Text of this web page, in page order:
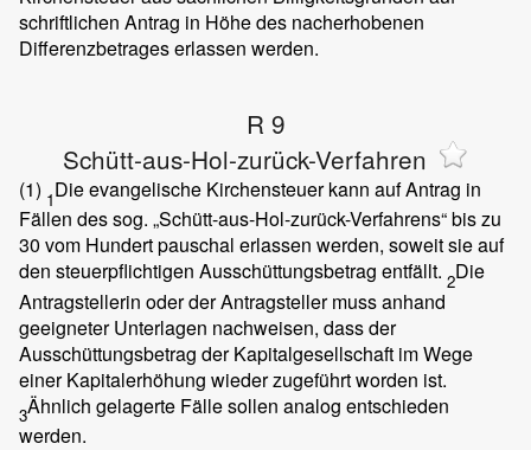
schriftlichen Antrag in Höhe des nacherhobenen
Differenzbetrages erlassen werden.
R 9
Schütt-aus-Hol-zurück-Verfahren
(1) 1Die evangelische Kirchensteuer kann auf Antrag in
Fällen des sog. „Schütt-aus-Hol-zurück-Verfahrens“ bis zu
30 vom Hundert pauschal erlassen werden, soweit sie auf
den steuerpflichtigen Ausschüttungsbetrag entfällt. 2Die
Antragstellerin oder der Antragsteller muss anhand
geeigneter Unterlagen nachweisen, dass der
Ausschüttungsbetrag der Kapitalgesellschaft im Wege
einer Kapitalerhöhung wieder zugeführt worden ist.
3Ähnlich gelagerte Fälle sollen analog entschieden
werden.